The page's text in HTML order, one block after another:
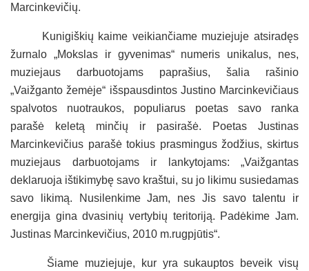
Marcinkevičių.
Kunigiškių kaime veikiančiame muziejuje atsiradęs
žurnalo „Mokslas ir gyvenimas“ numeris unikalus, nes,
muziejaus darbuotojams paprašius, šalia rašinio
„Vaižganto žemėje“ išspausdintos Justino Marcinkevičiaus
spalvotos nuotraukos, populiarus poetas savo ranka
parašė keletą minčių ir pasirašė. Poetas Justinas
Marcinkevičius parašė tokius prasmingus žodžius, skirtus
muziejaus darbuotojams ir lankytojams: „Vaižgantas
deklaruoja ištikimybę savo kraštui, su jo likimu susiedamas
savo likimą. Nusilenkime Jam, nes Jis savo talentu ir
energija gina dvasinių vertybių teritoriją. Padėkime Jam.
Justinas Marcinkevičius, 2010 m.rugpjūtis“.
Šiame muziejuje, kur yra sukauptos beveik visų